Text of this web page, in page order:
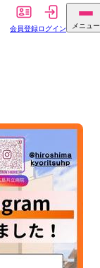
会員登録ログイン メニュー